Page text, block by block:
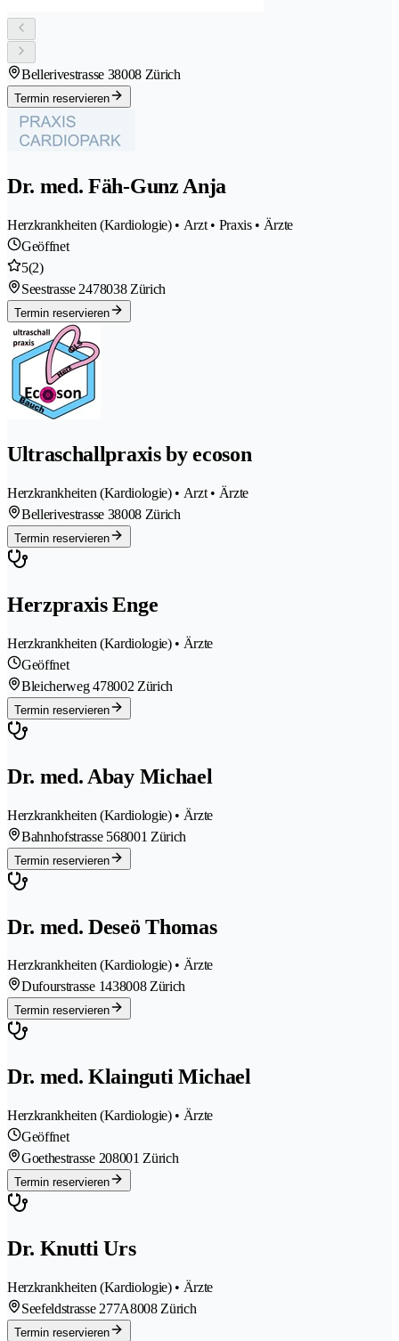
Bellerivestrasse 38008 Zürich
Termin reservieren
Dr. med. Fäh-Gunz Anja
Herzkrankheiten (Kardiologie) • Arzt • Praxis • Ärzte
Geöffnet
5(2)
Seestrasse 2478038 Zürich
Termin reservieren
Ultraschallpraxis by ecoson
Herzkrankheiten (Kardiologie) • Arzt • Ärzte
Bellerivestrasse 38008 Zürich
Termin reservieren
Herzpraxis Enge
Herzkrankheiten (Kardiologie) • Ärzte
Geöffnet
Bleicherweg 478002 Zürich
Termin reservieren
Dr. med. Abay Michael
Herzkrankheiten (Kardiologie) • Ärzte
Bahnhofstrasse 568001 Zürich
Termin reservieren
Dr. med. Deseö Thomas
Herzkrankheiten (Kardiologie) • Ärzte
Dufourstrasse 1438008 Zürich
Termin reservieren
Dr. med. Klainguti Michael
Herzkrankheiten (Kardiologie) • Ärzte
Geöffnet
Goethestrasse 208001 Zürich
Termin reservieren
Dr. Knutti Urs
Herzkrankheiten (Kardiologie) • Ärzte
Seefeldstrasse 277A8008 Zürich
Termin reservieren